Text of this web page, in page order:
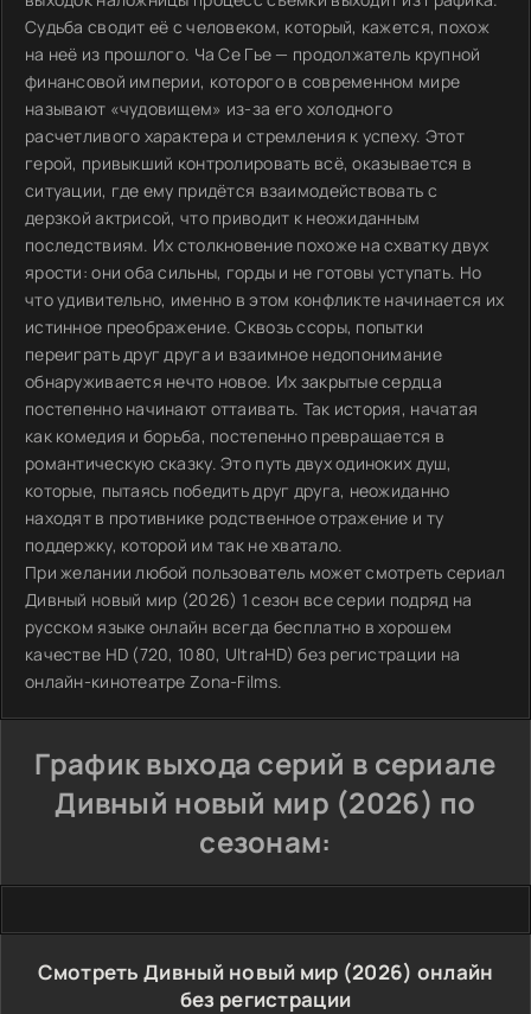
Судьба сводит её с человеком, который, кажется, похож
на неё из прошлого. Ча Се Гье — продолжатель крупной
финансовой империи, которого в современном мире
называют «чудовищем» из-за его холодного
расчетливого характера и стремления к успеху. Этот
герой, привыкший контролировать всё, оказывается в
ситуации, где ему придётся взаимодействовать с
дерзкой актрисой, что приводит к неожиданным
последствиям. Их столкновение похоже на схватку двух
ярости: они оба сильны, горды и не готовы уступать. Но
что удивительно, именно в этом конфликте начинается их
истинное преображение. Сквозь ссоры, попытки
переиграть друг друга и взаимное недопонимание
обнаруживается нечто новое. Их закрытые сердца
постепенно начинают оттаивать. Так история, начатая
как комедия и борьба, постепенно превращается в
романтическую сказку. Это путь двух одиноких душ,
которые, пытаясь победить друг друга, неожиданно
находят в противнике родственное отражение и ту
поддержку, которой им так не хватало.
При желании любой пользователь может смотреть сериал
Дивный новый мир (2026) 1 сезон все серии подряд на
русском языке онлайн всегда бесплатно в хорошем
качестве HD (720, 1080, UltraHD) без регистрации на
онлайн-кинотеатре Zona-Films.
График выхода серий в сериале
Дивный новый мир (2026) по
сезонам:
Смотреть Дивный новый мир (2026) онлайн
без регистрации